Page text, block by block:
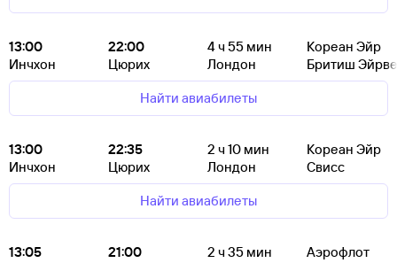
13:00
Инчхон
22:00
Цюрих
4ч 55 мин
Лондон
Кореан Эйр
Бритиш
Найти авиабилеты
13:00
Инчхон
22:35
Цюрих
2 ч 10 мин
Лондон
Кореан Эйр
Свисс
Найти авиабилеты
13:05
21:00
2 ч 35 мин
Аэрофлот